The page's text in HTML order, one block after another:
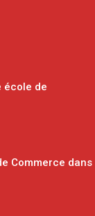
école de
Commerce dans